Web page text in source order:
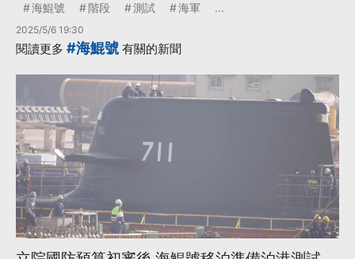
海鯤號 階段 測試 海軍 ...
2025/5/6 19:30
閱讀更多 #海鯤號 有關的新聞